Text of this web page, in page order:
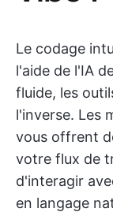
Le codage
l'aide de l'IA
fluide, les
l'inverse. Les
vous offrent
votre flux de
d'interagir
en langage